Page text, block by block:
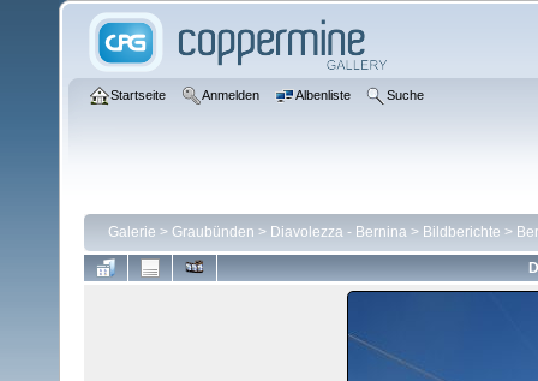
Startseite Anmelden Albenliste Suche
Galerie > Graubünden > Diavolezza - Bernina > Bildberichte >